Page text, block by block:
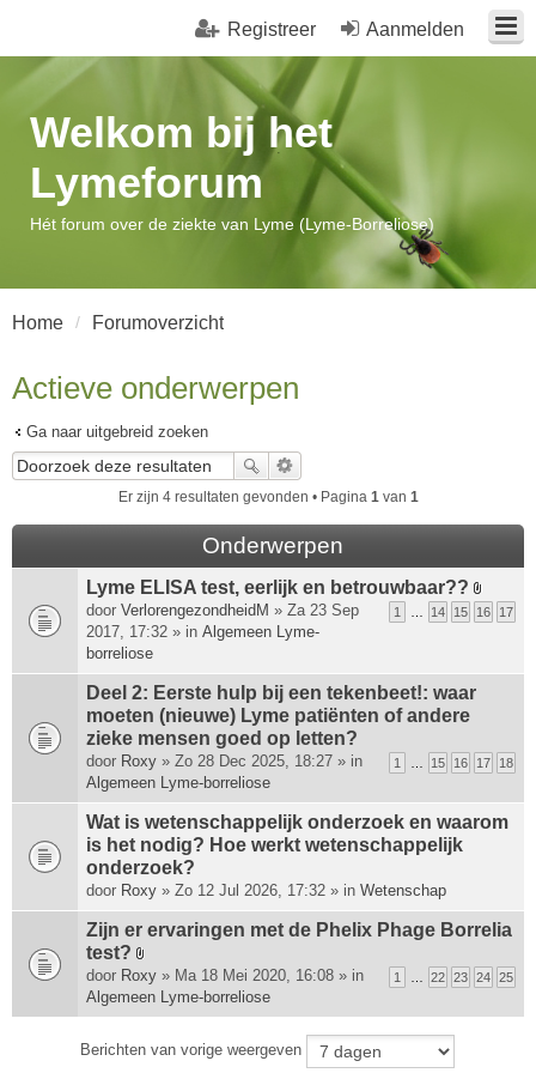
Aanmelden
Registreer
Welkom bij het
Lymeforum
Hét forum over de ziekte van Lyme (Lyme-Borreliose)
Home Forumoverzicht
Actieve onderwerpen
Ga naar uitgebreid zoeken
Er zijn 4 resultaten gevonden • Pagina 1 van 1
Onderwerpen
Lyme ELISA test, eerlijk en betrouwbaar??
B
i
(
n
1 … 14 15 16 17
door VerlorengezondheidM » Za 23 Sep
2017, 17:32 » in Algemeen Lyme-
borreliose
Deel 2: Eerste hulp bij een tekenbeet!: waar
moeten (nieuwe) Lyme patiënten of andere
zieke mensen goed op letten?
1 … 15 16 17 18
door Roxy » Zo 28 Dec 2025, 18:27 » in
Algemeen Lyme-borreliose
Wat is wetenschappelijk onderzoek en waarom
is het nodig? Hoe werkt wetenschappelijk
onderzoek?
door Roxy » Zo 12 Jul 2026, 17:32 » in Wetenschap
Zijn er ervaringen met de Phelix Phage Borrelia
test?
B
i
a
1 … 22 23 24 25
door Roxy » Ma 18 Mei 2020, 16:08 » in
Algemeen Lyme-borreliose
Berichten van vorige weergeven